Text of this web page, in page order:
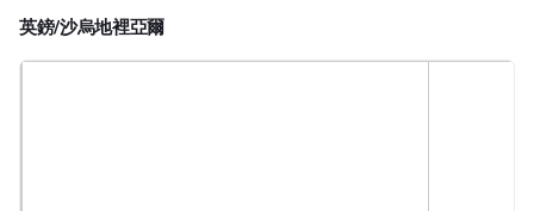
英鎊/沙烏地裡亞爾